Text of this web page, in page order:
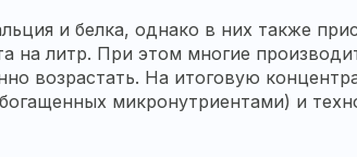
и белка, однако в них также
на литр. При этом многие
возрастать. На итоговую
микронутриентами) и